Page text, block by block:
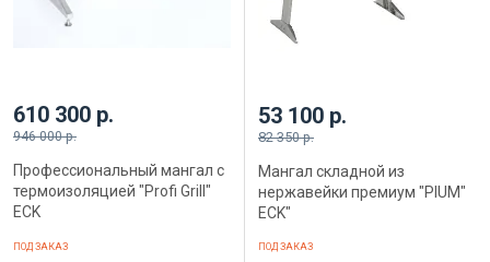
610 300 р.
946 000 р.
Профессиональный мангал с
термоизоляцией "Profi Grill"
ECK
ПОД ЗАКАЗ
53 100 р.
82 350 р.
Мангал складной из
нержавейки премиум "PIUM"
ECK"
ПОД ЗАКАЗ